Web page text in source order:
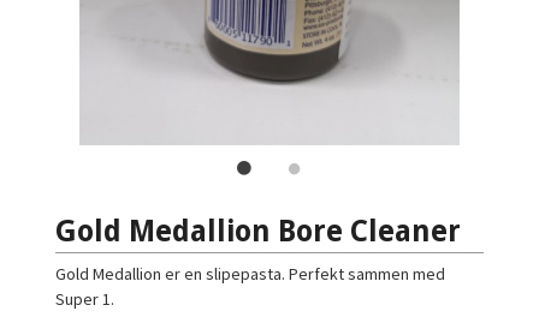
Gold Medallion Bore Cleaner
Gold Medallion er en slipepasta. Perfekt sammen med
Super 1.